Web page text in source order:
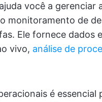
ajuda você a gerenciar
monitoramento de
Ele fornece dados
vivo, análise de
é